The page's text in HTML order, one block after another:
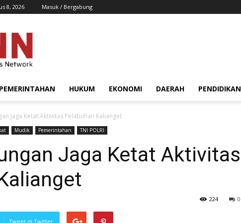
8, 2026 Masuk / Bergabung
PEMERINTAHAN HUKUM EKONOMI DAERAH PENDIDIKAN
Jaga Ketat Aktivitas Pelabuhan Kalianget
Mudik Pemerintahan TNI POLRI
Jaga Ketat Aktivitas
0
224
Tweet di Twitter